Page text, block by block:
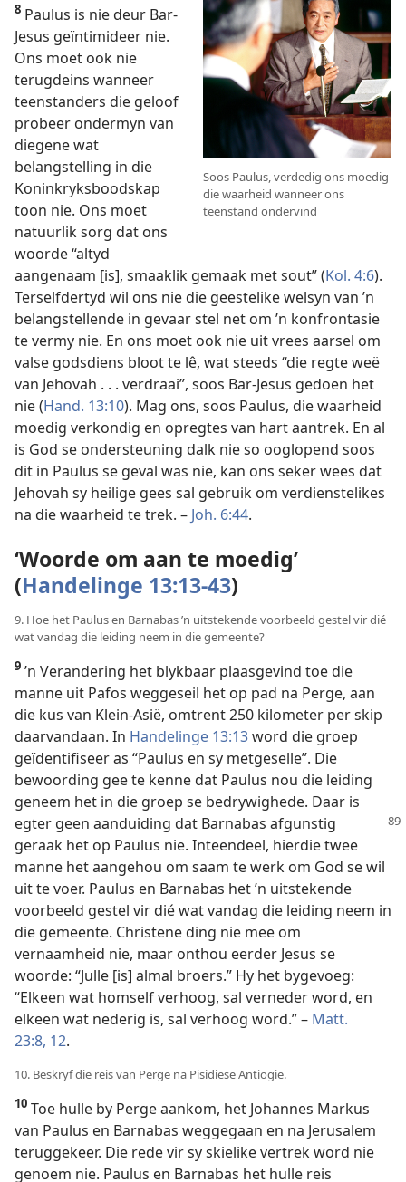
Soos Paulus, verdedig ons moedig
die waarheid wanneer ons
teenstand ondervind
8 Paulus is nie deur Bar-
Jesus geïntimideer nie.
Ons moet ook nie
terugdeins wanneer
teenstanders die geloof
probeer ondermyn van
diegene wat
belangstelling in die
Koninkryksboodskap
toon nie. Ons moet
natuurlik sorg dat ons
woorde “altyd
aangenaam [is], smaaklik gemaak met sout” (Kol. 4:6).
Terselfdertyd wil ons nie die geestelike welsyn van ’n
belangstellende in gevaar stel net om ’n konfrontasie
te vermy nie. En ons moet ook nie uit vrees aarsel om
valse godsdiens bloot te lê, wat steeds “die regte weë
van Jehovah . . . verdraai”, soos Bar-Jesus gedoen het
nie (Hand. 13:10). Mag ons, soos Paulus, die waarheid
moedig verkondig en opregtes van hart aantrek. En al
is God se ondersteuning dalk nie so ooglopend soos
dit in Paulus se geval was nie, kan ons seker wees dat
Jehovah sy heilige gees sal gebruik om verdienstelikes
na die waarheid te trek. – Joh. 6:44.
‘Woorde om aan te moedig’
(Handelinge 13:13-43)
9. Hoe het Paulus en Barnabas ’n uitstekende voorbeeld gestel vir dié
wat vandag die leiding neem in die gemeente?
9 ’n Verandering het blykbaar plaasgevind toe die
manne uit Pafos weggeseil het op pad na Perge, aan
die kus van Klein-Asië, omtrent 250 kilometer per skip
daarvandaan. In Handelinge 13:13word die groep
geïdentifiseer as “Paulus en sy metgeselle”. Die
bewoording gee te kenne dat Paulus nou die leiding
geneem het in die groep se bedrywighede. Daar is
egter geen aanduiding dat Barnabas afgunstig
geraak het op Paulus nie. Inteendeel, hierdie twee
manne het aangehou om saam te werk om God se wil
uit te voer. Paulus en Barnabas het ’n uitstekende
voorbeeld gestel vir dié wat vandag die leiding neem in
die gemeente. Christene ding nie mee om
vernaamheid nie, maar onthou eerder Jesus se
woorde: “Julle [is] almal broers.” Hy het bygevoeg:
“Elkeen wat homself verhoog, sal verneder word, en
elkeen wat nederig is, sal verhoog word.” – Matt.
23:8, 12.
10. Beskryf die reis van Perge na Pisidiese Antiogië.
10 Toe hulle by Perge aankom, het Johannes Markus
van Paulus en Barnabas weggegaan en na Jerusalem
teruggekeer. Die rede vir sy skielike vertrek word nie
genoem nie. Paulus en Barnabas het hulle reis